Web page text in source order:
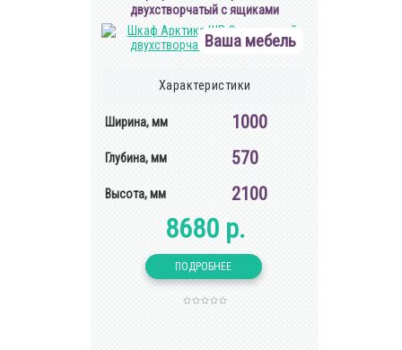
двухстворчатый с ящиками
Ваша мебель
Характеристики
Ширина, мм 1000
Глубина, мм 570
Высота, мм 2100
8680 р.